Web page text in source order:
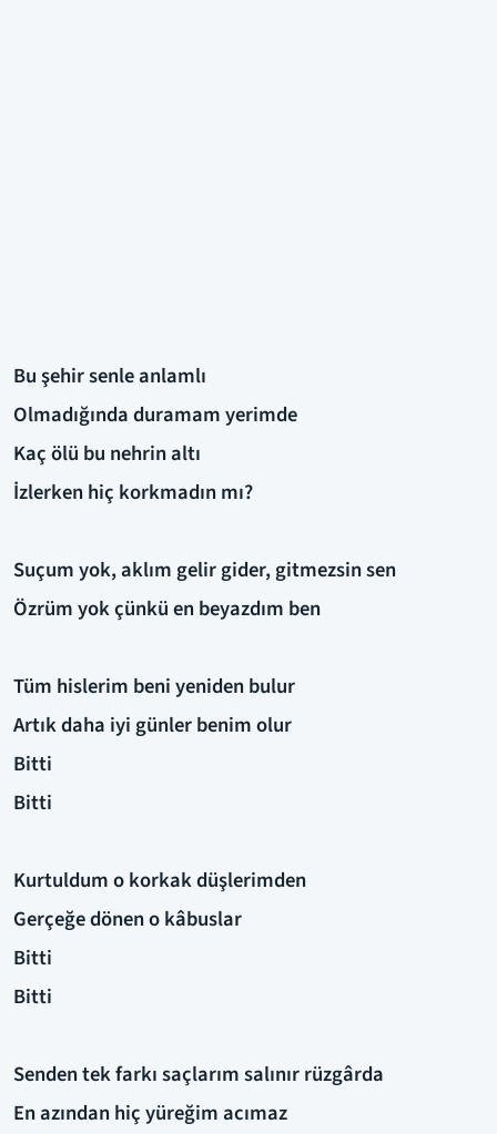
Bu şehir senle anlamlı
Olmadığında duramam yerimde
Kaç ölü bu nehrin altı
İzlerken hiç korkmadın mı?
Suçum yok, aklım gelir gider, gitmezsin sen
Özrüm yok çünkü en beyazdım ben
Tüm hislerim beni yeniden bulur
Artık daha iyi günler benim olur
Bitti
Bitti
Kurtuldum o korkak düşlerimden
Gerçeğe dönen o kâbuslar
Bitti
Bitti
Senden tek farkı saçlarım salınır rüzgârda
En azından hiç yüreğim acımaz